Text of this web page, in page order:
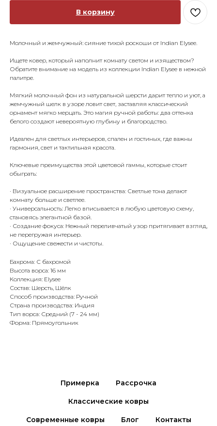
В корзину
Молочный и жемчужный: сияние тихой роскоши от Indian Elysee.
Ищете ковер, который наполнит комнату светом и изяществом?
Обратите внимание на модель из коллекции Indian Elysee в нежной
палитре.
Мягкий молочный фон из натуральной шерсти дарит тепло и уют, а
жемчужный шелк в узоре ловит свет, заставляя классический
орнамент мягко мерцать. Это магия ручной работы: два оттенка
белого создают невероятную глубину и благородство.
Идеален для светлых интерьеров, спален и гостиных, где важны
гармония, свет и тактильная красота.
Ключевые преимущества этой цветовой гаммы, которые стоит
обыграть:
· Визуальное расширение пространства: Светлые тона делают
комнату больше и светлее.
· Универсальность: Легко вписывается в любую цветовую схему,
становясь элегантной базой.
· Создание фокуса: Нежный переливчатый узор притягивает взгляд,
не перегружая интерьер.
· Ощущение свежести и чистоты.
Бахрома: С бахромой
Высота ворса: 16 мм
Коллекция: Elysee
Состав: Шерсть, Шёлк
Способ производства: Ручной
Страна производства: Индия
Тип ворса: Средний (7 - 24 мм)
Форма: Прямоугольник
Примерка Рассрочка
Классические ковры
Современные ковры Блог Контакты